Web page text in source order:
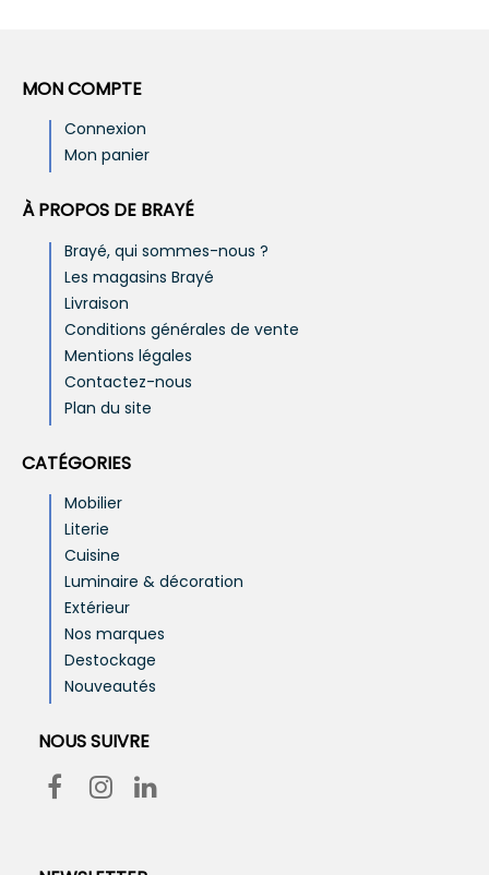
MON COMPTE
Connexion
Mon panier
À PROPOS DE BRAYÉ
Brayé, qui sommes-nous ?
Les magasins Brayé
Livraison
Conditions générales de vente
Mentions légales
Contactez-nous
Plan du site
CATÉGORIES
Mobilier
Literie
Cuisine
Luminaire & décoration
Extérieur
Nos marques
Destockage
Nouveautés
NOUS SUIVRE